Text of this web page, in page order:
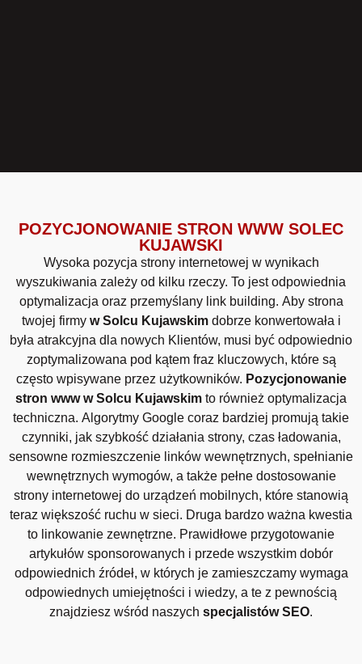
POZYCJONOWANIE STRON WWW SOLEC
KUJAWSKI
Wysoka pozycja strony internetowej w wynikach
wyszukiwania zależy od kilku rzeczy. To jest odpowiednia
optymalizacja oraz przemyślany link building. Aby strona
twojej firmy w Solcu Kujawskim dobrze konwertowała i
była atrakcyjna dla nowych Klientów, musi być odpowiednio
zoptymalizowana pod kątem fraz kluczowych, które są
często wpisywane przez użytkowników. Pozycjonowanie
stron www w Solcu Kujawskim to również optymalizacja
techniczna. Algorytmy Google coraz bardziej promują takie
czynniki, jak szybkość działania strony, czas ładowania,
sensowne rozmieszczenie linków wewnętrznych, spełnianie
wewnętrznych wymogów, a także pełne dostosowanie
strony internetowej do urządzeń mobilnych, które stanowią
teraz większość ruchu w sieci. Druga bardzo ważna kwestia
to linkowanie zewnętrzne. Prawidłowe przygotowanie
artykułów sponsorowanych i przede wszystkim dobór
odpowiednich źródeł, w których je zamieszczamy wymaga
odpowiednych umiejętności i wiedzy, a te z pewnością
znajdziesz wśród naszych specjalistów SEO.